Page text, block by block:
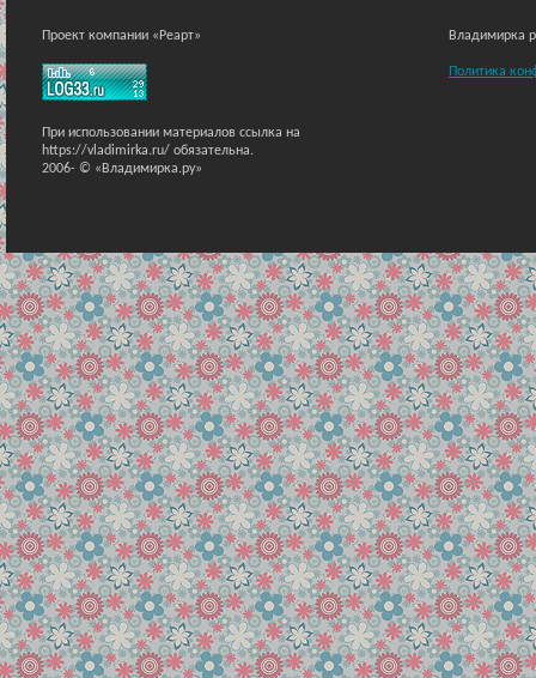
Проект компании «Реарт»
При использовании материалов ссылка на
https://vladimirka.ru/ обязательна.
2006- © «Владимирка.ру»
Владимирка
Политика